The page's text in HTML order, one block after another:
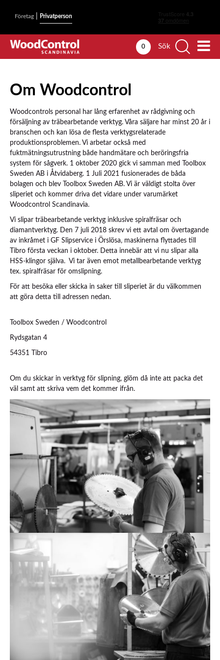
Företag Privatperson
0 Sök
Om Woodcontrol
Woodcontrols personal har lång erfarenhet av rådgivning och
försäljning av träbearbetande verktyg. Våra säljare har minst 20 år i
branschen och kan lösa de flesta verktygsrelaterade
produktionsproblemen. Vi arbetar också med
fuktmätningsutrustning både handmätare och beröringsfria
system för sågverk. 1 oktober 2020 gick vi samman med Toolbox
Sweden AB i Åtvidaberg. 1 Juli 2021 fusionerades de båda
bolagen och blev Toolbox Sweden AB. Vi är väldigt stolta över
sliperiet och kommer driva det vidare under varumärket
Woodcontrol Scandinavia.
Vi slipar träbearbetande verktyg inklusive spiralfräsar och
diamantverktyg. Den 7 juli 2018 skrev vi ett avtal om övertagande
av inkråmet i GF Slipservice i Örslösa, maskinerna flyttades till
Tibro första veckan i oktober. Detta innebär att vi nu slipar alla
HSS-klingor själva. Vi tar även emot metallbearbetande verktyg
tex. spiralfräsar för omslipning.
För att besöka eller skicka in saker till sliperiet är du välkommen
att göra detta till adressen nedan.
Toolbox Sweden / Woodcontrol
Rydsgatan 4
54351 Tibro
Om du skickar in verktyg för slipning, glöm då inte att packa det
väl samt att skriva vem det kommer ifrån.